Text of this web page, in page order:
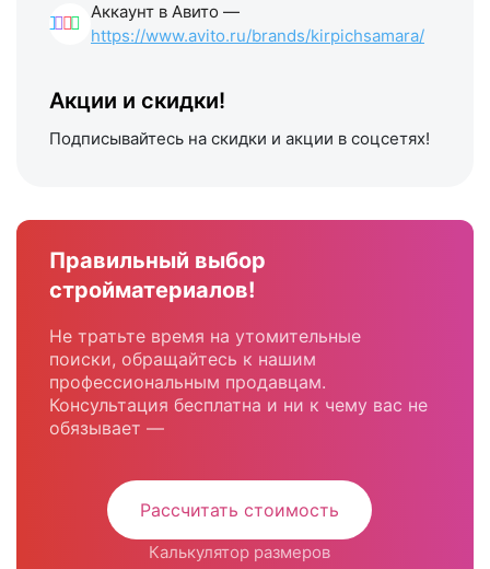
Аккаунт в Авито —
https://www.avito.ru/brands/kirpichsamara/
Акции и скидки!
Подписывайтесь на скидки и акции в соцсетях!
Правильный выбор
стройматериалов!
Не тратьте время на утомительные
поиски, обращайтесь к нашим
профессиональным продавцам.
Консультация бесплатна и ни к чему вас не
обязывает —
Рассчитать стоимость
Калькулятор размеров